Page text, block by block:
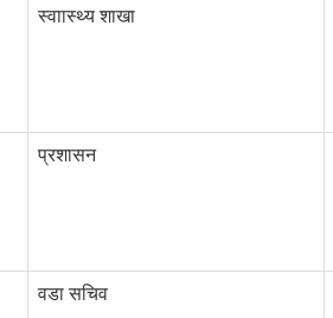
स्वाास्थ्य शाखा
प्रशासन
वडा सचिव